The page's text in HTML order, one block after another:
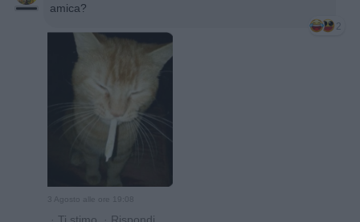
amica?
2
3 Agosto alle ore 19:08